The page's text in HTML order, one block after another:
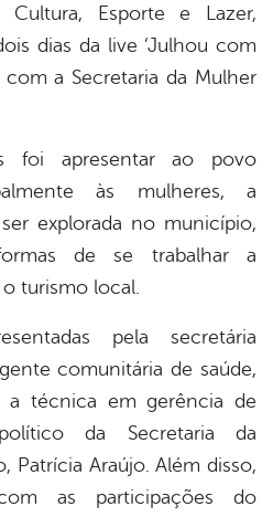
Cultura, Esporte e Lazer,
dias da live ‘Julhou com
com a Secretaria da Mulher
foi apresentar ao povo
às mulheres, a
explorada no município,
de se trabalhar a
turismo local.
pela secretária
comunitária de saúde,
a técnica em gerência de
da Secretaria da
Patrícia Araújo. Além disso,
as participações do